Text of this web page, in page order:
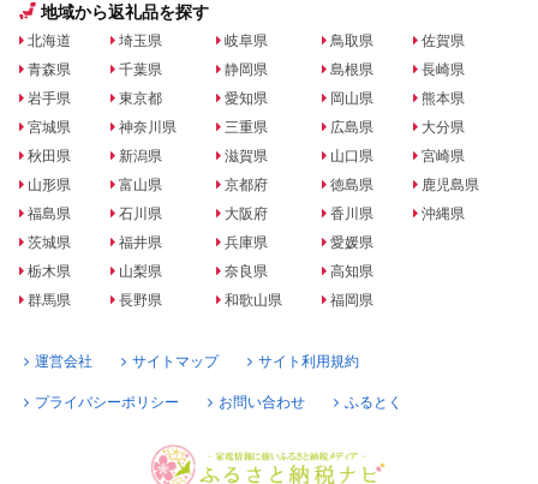
地域から返礼品を探す
北海道
青森県
岩手県
宮城県
秋田県
山形県
福島県
茨城県
栃木県
群馬県
埼玉県
千葉県
東京都
神奈川県
新潟県
富山県
石川県
福井県
山梨県
長野県
岐阜県
静岡県
愛知県
三重県
滋賀県
京都府
大阪府
兵庫県
奈良県
和歌山県
鳥取県
島根県
岡山県
広島県
山口県
徳島県
香川県
愛媛県
高知県
福岡県
佐賀県
長崎県
熊本県
大分県
宮崎県
鹿児島県
沖縄県
運営会社 サイトマップ サイト利用規約
プライバシーポリシー お問い合わせ ふるとく